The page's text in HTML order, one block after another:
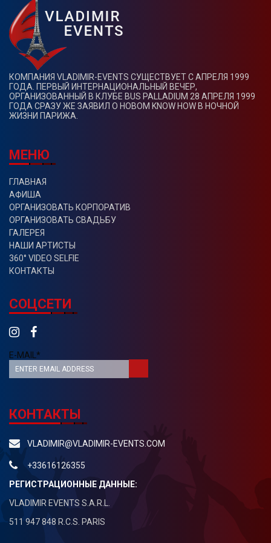
КОМПАНИЯ VLADIMIR-EVENTS СУЩЕСТВУЕТ С АПРЕЛЯ 1999
ГОДА. ПЕРВЫЙ ИНТЕРНАЦИОНАЛЬНЫЙ ВЕЧЕР,
ОРГАНИЗОВАННЫЙ В КЛУБЕ BUS PALLADIUM 28 АПРЕЛЯ 1999
ГОДА СРАЗУ ЖЕ ЗАЯВИЛ О НОВОМ KNOW HOW В НОЧНОЙ
ЖИЗНИ ПАРИЖА.
МЕНЮ
ГЛАВНАЯ
АФИША
ОРГАНИЗОВАТЬ КОРПОРАТИВ
ОРГАНИЗОВАТЬ СВАДЬБУ
ГАЛЕРЕЯ
НАШИ АРТИСТЫ
360° VIDEO SELFIE
КОНТАКТЫ
СОЦСЕТИ
E-MAIL*
КОНТАКТЫ
VLADIMIR@VLADIMIR-EVENTS.COM
+33616126355
РЕГИСТРАЦИОННЫЕ ДАННЫЕ:
VLADIMIR EVENTS S.A.R.L.
511 947 848 R.C.S. PARIS